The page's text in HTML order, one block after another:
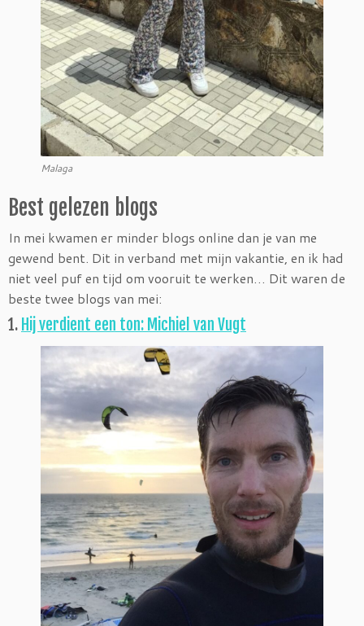
Malaga
Best gelezen blogs
In mei kwamen er minder blogs online dan je van me
gewend bent. Dit in verband met mijn vakantie, en ik had
niet veel puf en tijd om vooruit te werken… Dit waren de
beste twee blogs van mei:
1. Hij verdient een ton: Michiel van Vugt